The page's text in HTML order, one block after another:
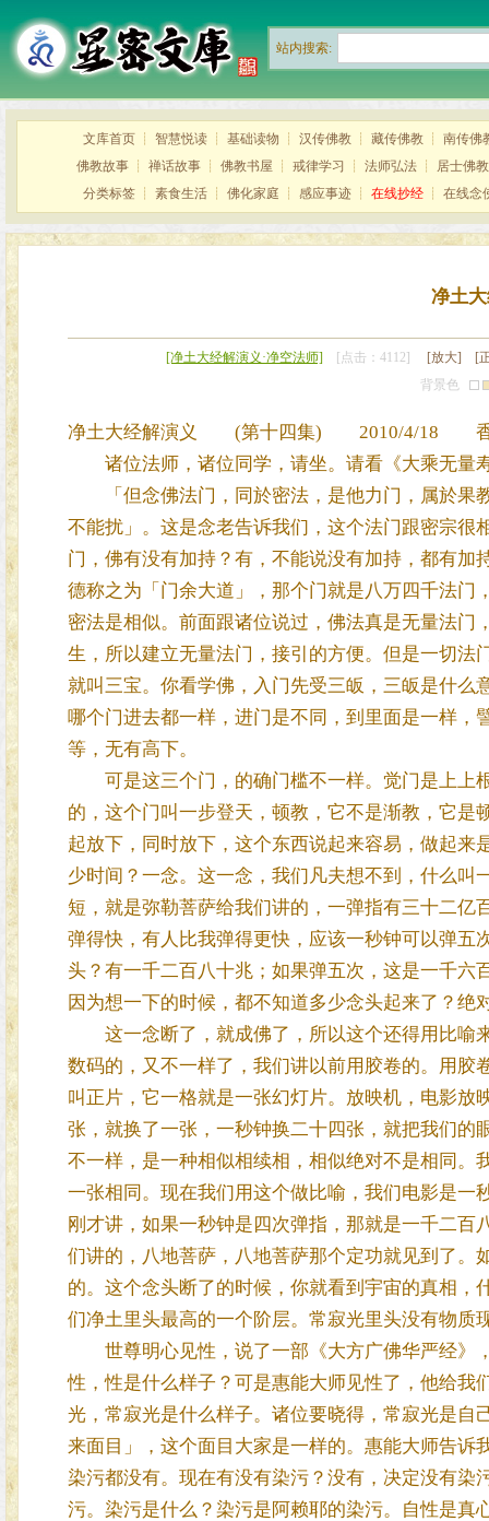
站内搜索:
文库首页 ┊ 智慧悦读 ┊ 基础读物 ┊ 汉传佛教 ┊ 藏传佛教 ┊ 南传佛
佛教故事 ┊ 禅话故事 ┊ 佛教书屋 ┊ 戒律学习 ┊ 法师弘法 ┊ 居士佛教
分类标签 ┊ 素食生活 ┊ 佛化家庭 ┊ 感应事迹 ┊ 在线抄经 ┊ 在线念
净土
[净土大经解演义·净空法师] [点击：4112] [放大]
[
背景色
净土大经解演义 (第十四集) 2010/4/18 香
诸位法师，诸位同学，请坐。请看《大乘无量
「但念佛法门，同於密法，是他力门，属於果
不能扰」。这是念老告诉我们，这个法门跟密宗很
门，佛有没有加持？有，不能说没有加持，都有
德称之为「门余大道」，那个门就是八万四千法门
密法是相似。前面跟诸位说过，佛法真是无量法
生，所以建立无量法门，接引的方便。但是一切法
就叫三宝。你看学佛，入门先受三皈，三皈是什么
哪个门进去都一样，进门是不同，到里面是一样，
等，无有高下。
可是这三个门，的确门槛不一样。觉门是上上
的，这个门叫一步登天，顿教，它不是渐教，它
起放下，同时放下，这个东西说起来容易，做起
少时间？一念。这一念，我们凡夫想不到，什么
短，就是弥勒菩萨给我们讲的，一弹指有三十二亿
弹得快，有人比我弹得更快，应该一秒钟可以弹五
头？有一千二百八十兆；如果弹五次，这是一千六
因为想一下的时候，都不知道多少念头起来了？绝
这一念断了，就成佛了，所以这个还得用比喻
数码的，又不一样了，我们讲以前用胶卷的。用胶
叫正片，它一格就是一张幻灯片。放映机，电影
张，就换了一张，一秒钟换二十四张，就把我们的
不一样，是一种相似相续相，相似绝对不是相同。
一张相同。现在我们用这个做比喻，我们电影是一
刚才讲，如果一秒钟是四次弹指，那就是一千二
们讲的，八地菩萨，八地菩萨那个定功就见到了。
的。这个念头断了的时候，你就看到宇宙的真相
们净土里头最高的一个阶层。常寂光里头没有物质
世尊明心见性，说了一部《大方广佛华严经》
性，性是什么样子？可是惠能大师见性了，他给我
光，常寂光是什么样子。诸位要晓得，常寂光是自
来面目」，这个面目大家是一样的。惠能大师告诉
染污都没有。现在有没有染污？没有，决定没有染
污。染污是什么？染污是阿赖耶的染污。自性是真